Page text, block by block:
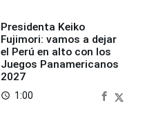
Presidenta Keiko
Fujimori: vamos a dejar
el Perú en alto con los
Juegos Panamericanos
2027
access_time 1:00